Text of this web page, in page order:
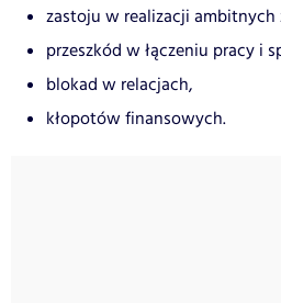
zastoju w realizacji ambitnych
przeszkód w łączeniu pracy i
blokad w relacjach,
kłopotów finansowych.